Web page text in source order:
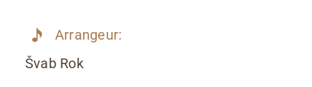
Arrangeur:
Švab Rok